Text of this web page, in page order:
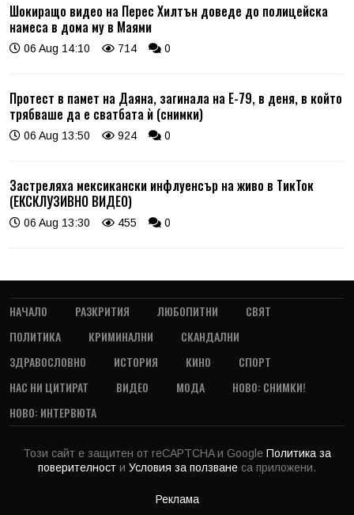
Шокиращо видео на Перес Хилтън доведе до полицейска
намеса в дома му в Маями
06 Aug 14:10 714 0
Протест в памет на Даяна, загинала на Е-79, в деня, в който
трябваше да е сватбата ѝ (снимки)
06 Aug 13:50 924 0
Застреляха мексикански инфлуенсър на живо в ТикТок
(ЕКСКЛУЗИВНО ВИДЕО)
06 Aug 13:30 455 0
НАЧАЛО РАЗКРИТИЯ ЛЮБОПИТНИ
СВЯТ
ПОЛИТИКА
КРИМИНАЛНИ
СКАНДАЛНИ
ЗДРАВОСЛОВНО
ИСТОРИЯ КИНО
СПОРТ
НАС НИ ЦИТИРАТ
ВИДЕО МОДА
НОВО: СНИМКИ!
НОВО: ИНТЕРВЮТА
Този сайт е защитен от reCAPTCHA и Google Политика за
поверителност и Условия за ползване са приложени.
Реклама